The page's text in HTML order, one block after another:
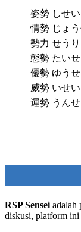
姿勢 しせい
情勢 じょ
勢力 せうり
態勢 たい
優勢 ゆう
威勢 いせい
運勢 うん
RSP Sensei adalah
diskusi, platform ini